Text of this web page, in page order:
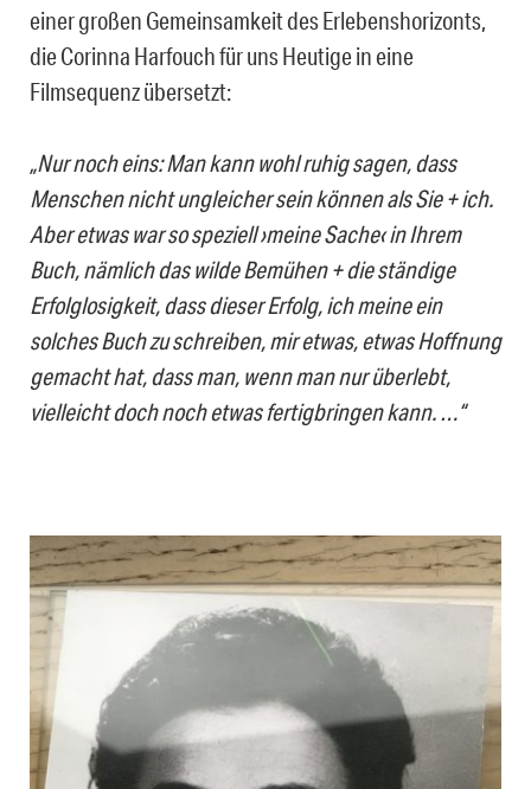
einer großen Gemeinsamkeit des Erlebenshorizonts,
die Corinna Harfouch für uns Heutige in eine
Filmsequenz übersetzt:
„Nur noch eins: Man kann wohl ruhig sagen, dass
Menschen nicht ungleicher sein können als Sie + ich.
Aber etwas war so speziell ›meine Sache‹ in Ihrem
Buch, nämlich das wilde Bemühen + die ständige
Erfolglosigkeit, dass dieser Erfolg, ich meine ein
solches Buch zu schreiben, mir etwas, etwas Hoffnung
gemacht hat, dass man, wenn man nur überlebt,
vielleicht doch noch etwas fertigbringen kann. …“